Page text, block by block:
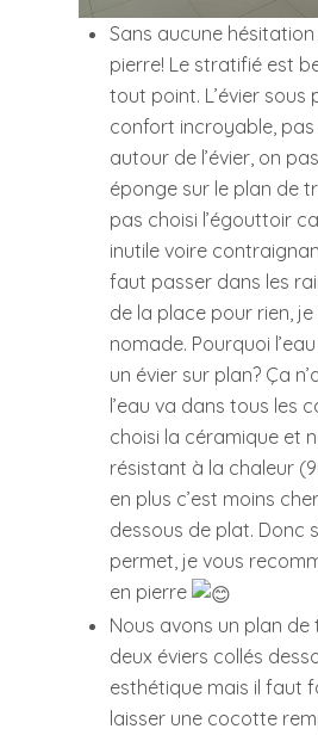
Sans aucune
pierre! Le stratifié est
tout point. L’évier sous
confort incroyable,
autour de l’évier, on
éponge sur le plan de
pas choisi l’égouttoir
inutile voire
faut passer dans les
de la place pour rien,
nomade. Pourquoi
un évier sur plan? Ça
l’eau va dans tous les
choisi la céramique et
résistant à la chaleur
en plus c’est moins
dessous de plat. Donc
permet, je vous
en pierre
Nous avons un plan
deux éviers collés
esthétique mais il faut
laisser une cocotte